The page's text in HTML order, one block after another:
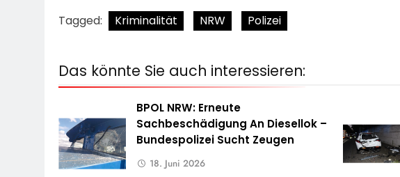
Tagged: Kriminalität NRW Polizei
Das könnte Sie auch interessieren:
BPOL NRW: Erneute
Sachbeschädigung An Diesellok –
Bundespolizei Sucht Zeugen
18. Juni 2026